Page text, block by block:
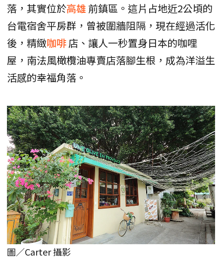
落，其實位於高雄 前鎮區。這片占地近2公頃的
台電宿舍平房群，曾被圍牆阻隔，現在經過活化
後，精緻咖啡店、讓人一秒置身日本的咖哩
屋，南法風橄欖油專賣店落腳生根，成為洋溢生
活感的幸福角落。
圖／Carter 攝影